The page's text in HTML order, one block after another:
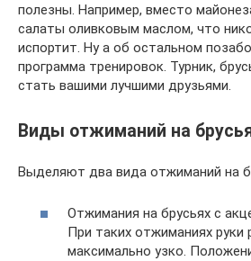
полезны. Например, вместо
салаты оливковым маслом, что
испортит. Ну а об остальном
программа тренировок. Турник,
стать вашими лучшими друзьями.
Виды отжиманий на
Выделяют два вида отжиманий на
Отжимания на брусьях с
При таких отжиманиях руки
максимально узко.